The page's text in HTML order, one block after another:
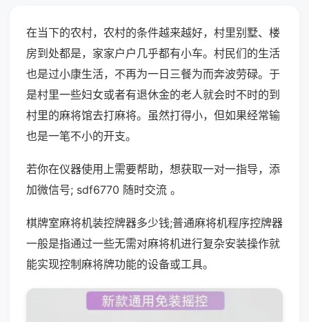
在当下的农村，农村的条件越来越好，村里别墅、楼
房到处都是，家家户户几乎都有小车。村民们的生活
也是过小康生活，不再为一日三餐为而奔波劳碌。于
是村里一些妇女或者有退休金的老人就会时不时的到
村里的麻将馆去打麻将。虽然打得小，但如果经常输
也是一笔不小的开支。
若你在仪器使用上需要帮助，想获取一对一指导，添
加微信号; sdf6770 随时交流 。
棋牌室麻将机装控牌器多少钱;普通麻将机程序控牌器
一般是指通过一些无需对麻将机进行复杂安装操作就
能实现控制麻将牌功能的设备或工具。